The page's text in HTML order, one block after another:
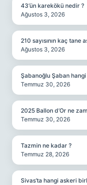
43’ün karekökü nedir ?
Ağustos 3, 2026
210 sayısının kaç tane
Ağustos 3, 2026
Şabanoğlu Şaban
Temmuz 30, 2026
2025 Ballon d’Or ne
Temmuz 30, 2026
Tazmin ne kadar ?
Temmuz 28, 2026
Sivas’ta hangi askeri